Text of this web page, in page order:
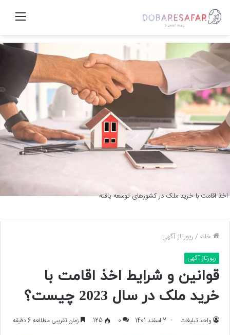
منو
اخذ اقامت با خرید ملک در کشورهای توسعه یافته
خانه /رپورتاژ آگهی
رپورتاژ آگهی
قوانین و شرایط اخذ اقامت با
خرید ملک در سال 2023 چیست؟
واحد تبلیغات 2 اسفند 1401 0
125 زمان تقریبی مطالعه 6 دقیقه